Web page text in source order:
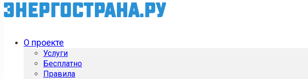
О проекте
Услуги
Бесплатно
Правила